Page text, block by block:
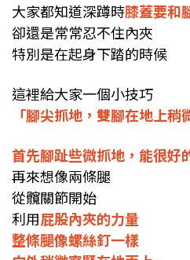
大家都知道深蹲時膝蓋要和
卻還是常常忍不住內夾
特別是在起身下踏的時候
這裡給大家一個小技巧
「腳尖抓地，雙腳在地上稍
首先腳趾些微抓地，能很好
再來想像兩條腿
從髖關節開始
利用屁股內夾的力量
整條腿像螺絲釘一樣